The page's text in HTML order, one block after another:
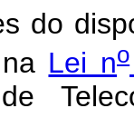
do
Lei no